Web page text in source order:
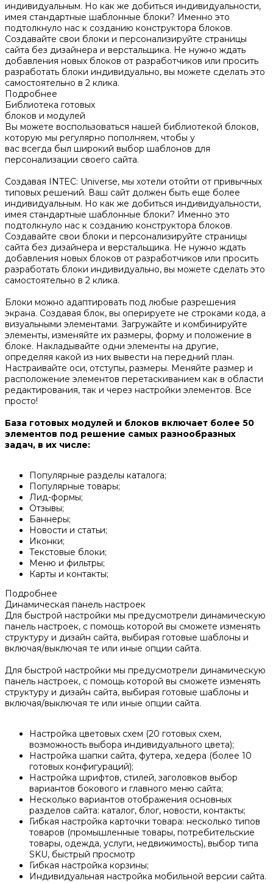
индивидуальным. Но как же добиться индивидуальности,
имея стандартные шаблонные блоки? Именно это
подтолкнуло нас к созданию конструктора блоков.
Создавайте свои блоки и персонализируйте страницы
сайта без дизайнера и верстальщика. Не нужно ждать
добавления новых блоков от разработчиков или просить
разработать блоки индивидуально, вы можете сделать это
самостоятельно в 2 клика.
Подробнее
Библиотека готовых
блоков и модулей
Вы можете воспользоваться нашей библиотекой блоков,
которую мы регулярно пополняем, чтобы у
вас всегда был широкий выбор шаблонов для
персонализации своего сайта.
Создавая INTEC: Universe, мы хотели отойти от привычных
типовых решений. Ваш сайт должен быть еще более
индивидуальным. Но как же добиться индивидуальности,
имея стандартные шаблонные блоки? Именно это
подтолкнуло нас к созданию конструктора блоков.
Создавайте свои блоки и персонализируйте страницы
сайта без дизайнера и верстальщика. Не нужно ждать
добавления новых блоков от разработчиков или просить
разработать блоки индивидуально, вы можете сделать это
самостоятельно в 2 клика.
Блоки можно адаптировать под любые разрешения
экрана. Создавая блок, вы оперируете не строками кода, а
визуальными элементами. Загружайте и комбинируйте
элементы, изменяйте их размеры, форму и положение в
блоке. Накладывайте одни элементы на другие,
определяя какой из них вывести на передний план.
Настраивайте оси, отступы, размеры. Меняйте размер и
расположение элементов перетаскиванием как в области
редактирования, так и через настройки элементов. Все
просто!
База готовых модулей и блоков включает более 50
элементов под решение самых разнообразных
задач, в их числе:
Популярные разделы каталога;
Популярные товары;
Лид-формы;
Отзывы;
Баннеры;
Новости и статьи;
Иконки;
Текстовые блоки;
Меню и фильтры;
Карты и контакты;
Подробнее
Динамическая панель настроек
Для быстрой настройки мы предусмотрели динамическую
панель настроек, с помощь которой вы сможете изменять
структуру и дизайн сайта, выбирая готовые шаблоны и
включая/выключая те или иные опции сайта.
Для быстрой настройки мы предусмотрели динамическую
панель настроек, с помощь которой вы сможете изменять
структуру и дизайн сайта, выбирая готовые шаблоны и
включая/выключая те или иные опции сайта.
Настройка цветовых схем (20 готовых схем,
возможность выбора индивидуального цвета);
Настройка шапки сайта, футера, хедера (более 10
готовых конфигураций);
Настройка шрифтов, стилей, заголовков выбор
вариантов бокового и главного меню сайта;
Несколько вариантов отображения основных
разделов сайта: каталог, блог, новости, контакты;
Гибкая настройка карточки товара: несколько типов
товаров (промышленные товары, потребительские
товары, одежда, услуги, недвижимость), выбор типа
SKU, быстрый просмотр
Гибкая настройка корзины;
Индивидуальная настройка мобильной версии сайта.